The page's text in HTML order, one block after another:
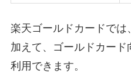
楽天ゴールドカードでは
加えて、ゴールドカー
利用できます。